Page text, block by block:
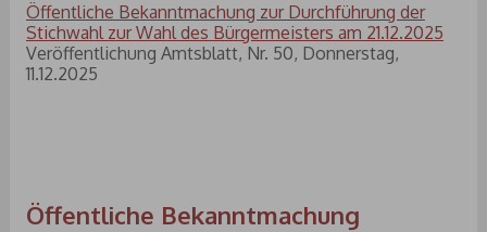
Öffentliche Bekanntmachung zur Durchführung der
Stichwahl zur Wahl des Bürgermeisters am 21.12.2025
Veröffentlichung Amtsblatt, Nr. 50, Donnerstag,
11.12.2025
Öffentliche Bekanntmachung